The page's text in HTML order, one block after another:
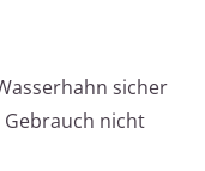
sicher
nicht